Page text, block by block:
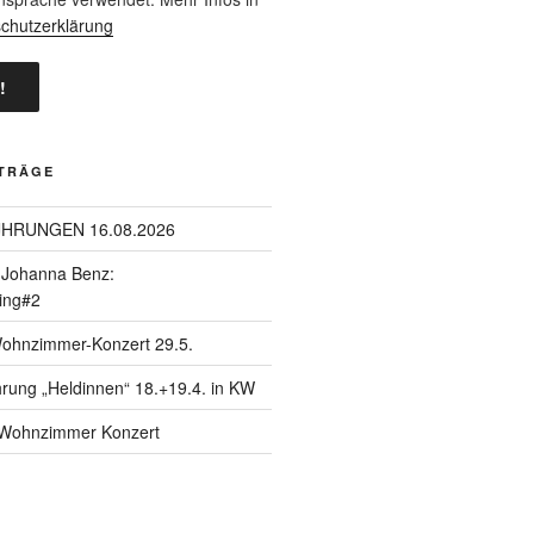
16.08.2026
Benz:
Konzert 29.5.
„Heldinnen“ 18.+19.4. in KW
Konzert